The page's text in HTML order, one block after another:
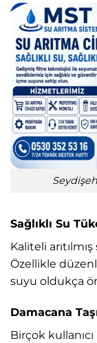
Sağlıklı Su
Kaliteli
Özellikle
suyu oldukça
Damacana
Birçok